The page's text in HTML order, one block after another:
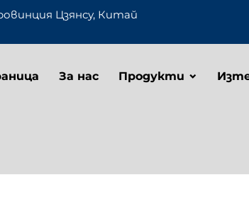
Цзянсу, Китай
За нас Продукти